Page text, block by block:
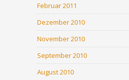
Februar 2011
Dezember 2010
November 2010
September 2010
August 2010